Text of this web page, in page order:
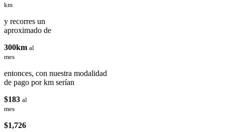
km
y recorres un
aproximado de
300km al
mes
entonces, con nuestra modalidad
de pago por km serían
$183 al
mes
$1,726